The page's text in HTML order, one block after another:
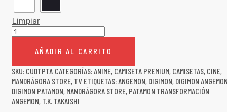
Limpiar
AÑADIR AL CARRITO
SKU: CUDTPTA CATEGORÍAS:ANIME, CAMISETA PREMIUM, CAMISETAS, CINE,
MANDRÁGORA STORE, TV ETIQUETAS:ANGEMON, DIGIMON, DIGIMON
DIGIMON PATAMON, MANDRÁGORA STORE, PATAMON TRANSFORMACIÓN
ANGEMON, T.K. TAKAISHI